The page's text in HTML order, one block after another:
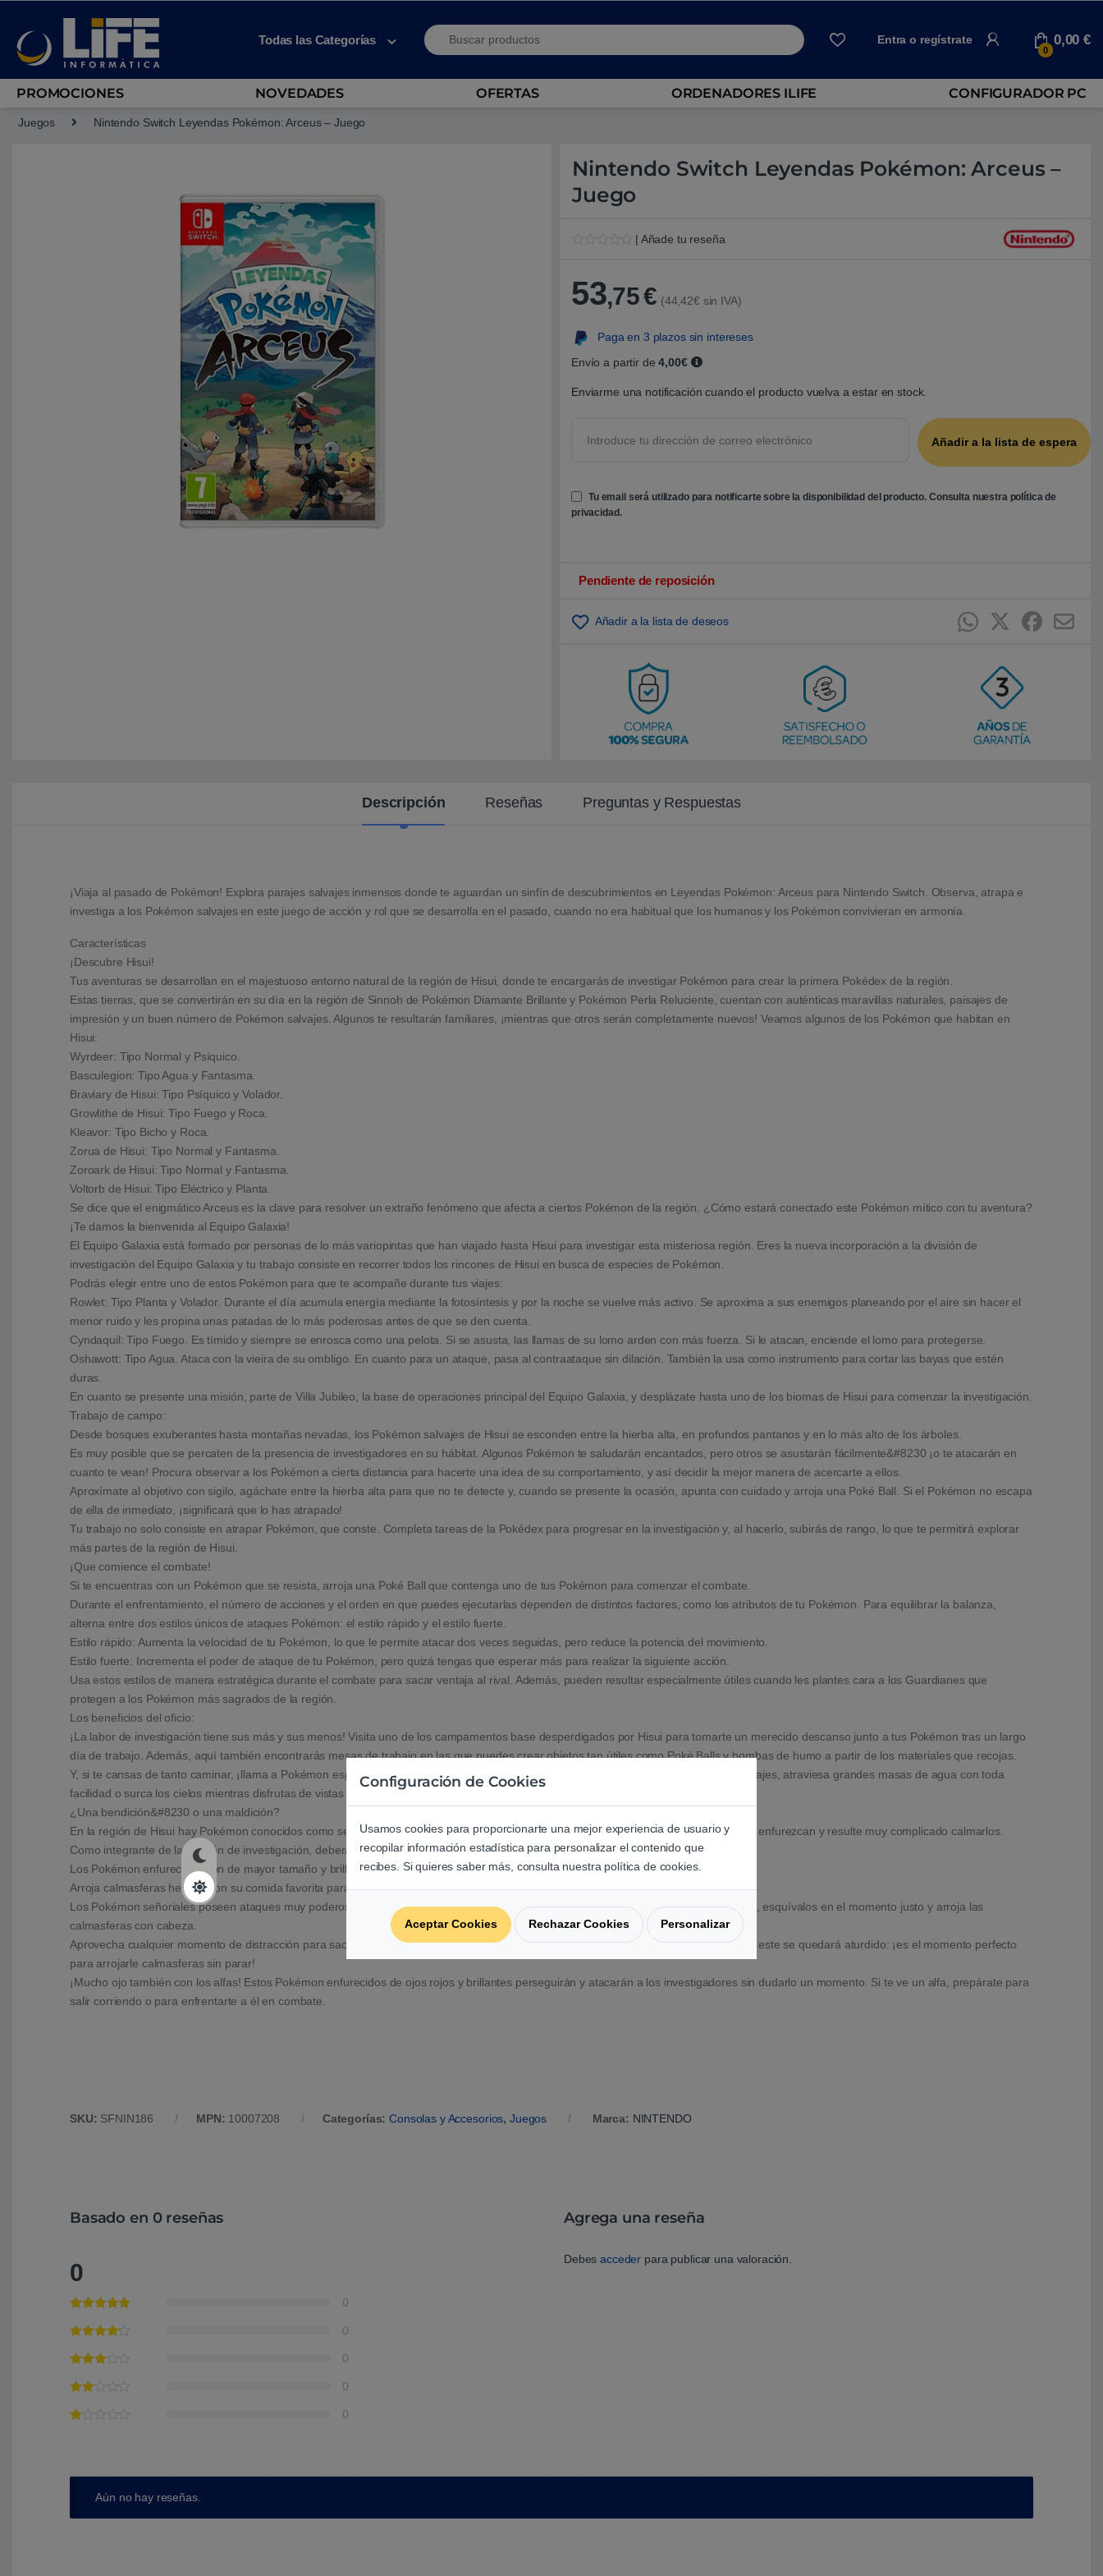
Todas las Categorías
Search for:
Entra o regístrate
0
0,00€
PROMOCIONES NOVEDADES OFERTAS ORDENADORES ILIFE CONFIGURADOR PC
Juegos Nintendo Switch Leyendas Pokémon: Arceus – Juego
Nintendo Switch Leyendas Pokémon: Arceus –
Juego
l
o
r
o
.
s
a
d
o
a
c
| Añade tu reseña
53,75€ (44,42€ sin IVA)
Paga en 3 plazos sin intereses
Envío a partir de4,00€
Enviarme una notificación cuando el producto vuelva a estar en stock.
Tu email será utilizado para notificarte sobre la disponibilidad del producto. Consulta nuestra política de
privacidad.
Pendiente de reposición
Añadir a la lista de deseos
Descripción Reseñas Preguntas y Respuestas
¡Viaja al pasado de Pokémon! Explora parajes salvajes inmensos donde te aguardan un sinfín de descubrimientos en Leyendas Pokémon: Arceus para Nintendo Switch. Observa, atrapa e
investiga a los Pokémon salvajes en este juego de acción y rol que se desarrolla en el pasado, cuando no era habitual que los humanos y los Pokémon convivieran en armonía.
Características
¡Descubre Hisui!
Tus aventuras se desarrollan en el majestuoso entorno natural de la región de Hisui, donde te encargarás de investigar Pokémon para crear la primera Pokédex de la región.
Estas tierras, que se convertirán en su día en la región de Sinnoh de Pokémon Diamante Brillante y Pokémon Perla Reluciente, cuentan con auténticas maravillas naturales, paisajes de
impresión y un buen número de Pokémon salvajes. Algunos te resultarán familiares, ¡mientras que otros serán completamente nuevos! Veamos algunos de los Pokémon que habitan en
Hisui:
Wyrdeer: Tipo Normal y Psíquico.
Basculegion: Tipo Agua y Fantasma.
Braviary de Hisui: Tipo Psíquico y Volador.
Growlithe de Hisui: Tipo Fuego y Roca.
Kleavor: Tipo Bicho y Roca.
Zorua de Hisui: Tipo Normal y Fantasma.
Zoroark de Hisui: Tipo Normal y Fantasma.
Voltorb de Hisui: Tipo Eléctrico y Planta.
Se dice que el enigmático Arceus es la clave para resolver un extraño fenómeno que afecta a ciertos Pokémon de la región. ¿Cómo estará conectado este Pokémon mítico con tu aventura?
¡Te damos la bienvenida al Equipo Galaxia!
El Equipo Galaxia está formado por personas de lo más variopintas que han viajado hasta Hisui para investigar esta misteriosa región. Eres la nueva incorporación a la división de
investigación del Equipo Galaxia y tu trabajo consiste en recorrer todos los rincones de Hisui en busca de especies de Pokémon.
Podrás elegir entre uno de estos Pokémon para que te acompañe durante tus viajes:
Rowlet: Tipo Planta y Volador. Durante el día acumula energía mediante la fotosíntesis y por la noche se vuelve más activo. Se aproxima a sus enemigos planeando por el aire sin hacer el
menor ruido y les propina unas patadas de lo más poderosas antes de que se den cuenta.
Cyndaquil: Tipo Fuego. Es tímido y siempre se enrosca como una pelota. Si se asusta, las llamas de su lomo arden con más fuerza. Si le atacan, enciende el lomo para protegerse.
Oshawott: Tipo Agua. Ataca con la vieira de su ombligo. En cuanto para un ataque, pasa al contraataque sin dilación. También la usa como instrumento para cortar las bayas que estén
duras.
En cuanto se presente una misión, parte de Villa Jubileo, la base de operaciones principal del Equipo Galaxia, y desplázate hasta uno de los biomas de Hisui para comenzar la investigación.
Trabajo de campo:
Desde bosques exuberantes hasta montañas nevadas, los Pokémon salvajes de Hisui se esconden entre la hierba alta, en profundos pantanos y en lo más alto de los árboles.
Es muy posible que se percaten de la presencia de investigadores en su hábitat. Algunos Pokémon te saludarán encantados, pero otros se asustarán fácilmente&#8230 ¡o te atacarán en
cuanto te vean! Procura observar a los Pokémon a cierta distancia para hacerte una idea de su comportamiento, y así decidir la mejor manera de acercarte a ellos.
Aproxímate al objetivo con sigilo, agáchate entre la hierba alta para que no te detecte y, cuando se presente la ocasión, apunta con cuidado y arroja una Poké Ball. Si el Pokémon no escapa
de ella de inmediato, ¡significará que lo has atrapado!
Tu trabajo no solo consiste en atrapar Pokémon, que conste. Completa tareas de la Pokédex para progresar en la investigación y, al hacerlo, subirás de rango, lo que te permitirá explorar
más partes de la región de Hisui.
¡Que comience el combate!
Si te encuentras con un Pokémon que se resista, arroja una Poké Ball que contenga uno de tus Pokémon para comenzar el combate.
Durante el enfrentamiento, el número de acciones y el orden en que puedes ejecutarlas dependen de distintos factores, como los atributos de tu Pokémon. Para equilibrar la balanza,
alterna entre dos estilos únicos de ataques Pokémon: el estilo rápido y el estilo fuerte.
Estilo rápido: Aumenta la velocidad de tu Pokémon, lo que le permite atacar dos veces seguidas, pero reduce la potencia del movimiento.
Estilo fuerte: Incrementa el poder de ataque de tu Pokémon, pero quizá tengas que esperar más para realizar la siguiente acción.
Usa estos estilos de manera estratégica durante el combate para sacar ventaja al rival. Además, pueden resultar especialmente útiles cuando les plantes cara a los Guardianes que
protegen a los Pokémon más sagrados de la región.
Los beneficios del oficio:
¡La labor de investigación tiene sus más y sus menos! Visita uno de los campamentos base desperdigados por Hisui para tomarte un merecido descanso junto a tus Pokémon tras un largo
día de trabajo. Además, aquí también encontrarás mesas de trabajo en las que puedes crear objetos tan útiles como Poké Balls y bombas de humo a partir de los materiales que recojas.
Y, si te cansas de tanto caminar, ¡llama a Pokémon especiales para que te lleven en su lomo de un sitio a otro! Corre por inmensos parajes, atraviesa grandes masas de agua con toda
facilidad o surca los cielos mientras disfrutas de vistas espectaculares.
¿Una bendición&#8230 o una maldición?
En la región de Hisui hay Pokémon conocidos como señoriales. Son tratados con mucho respeto, pero un extraño fenómeno hace que enfurezcan y resulte muy complicado calmarlos.
Como integrante de la división de investigación, deberás apaciguar a estos imponentes Pokémon.
Los Pokémon enfurecidos son de mayor tamaño y brillan con fuerza a causa de un misterioso poder.
Arroja calmasferas hechas con su comida favorita para aplacarlos.
Los Pokémon señoriales poseen ataques muy poderosos, ¡especialmente cuando se enfurecen! Observa con atención dichos ataques, esquívalos en el momento justo y arroja las
calmasferas con cabeza.
Aprovecha cualquier momento de distracción para sacar a tus Pokémon e iniciar el combate. Cuando derrotes a un Pokémon señorial, este se quedará aturdido: ¡es el momento perfecto
para arrojarle calmasferas sin parar!
¡Mucho ojo también con los alfas! Estos Pokémon enfurecidos de ojos rojos y brillantes perseguirán y atacarán a los investigadores sin dudarlo un momento. Si te ve un alfa, prepárate para
salir corriendo o para enfrentarte a él en combate.
SKU: SFNIN186 MPN: 10007208 Categorías:Consolas y Accesorios, Juegos Marca: NINTENDO
Basado en 0 reseñas
0
0
0
0
0
0
Agrega una reseña
Debesacceder para publicar una valoración.
Aún no hay reseñas.
Configuración de Cookies
Usamos cookies para proporcionarte una mejor experiencia de usuario y
recopilar información estadística para personalizar el contenido que
recibes. Si quieres saber más, consulta nuestra política de cookies.
Aceptar Cookies Rechazar Cookies Personalizar